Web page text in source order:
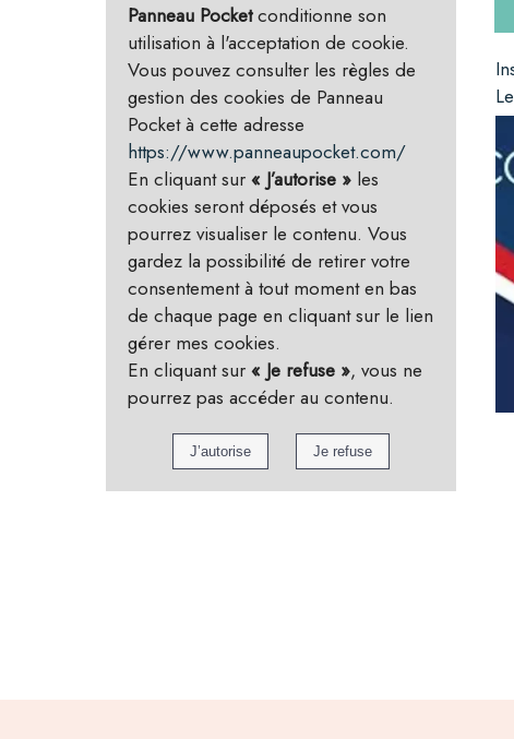
Panneau Pocketconditionne son
utilisation à l'acceptation de cookie.
Vous pouvez consulter les règles de
gestion des cookies de Panneau
Pocket à cette adresse
https://www.panneaupocket.com/
En cliquant sur « J’autorise » les
cookies seront déposés et vous
pourrez visualiser le contenu. Vous
gardez la possibilité de retirer votre
consentement à tout moment en bas
de chaque page en cliquant sur le lien
gérer mes cookies.
En cliquant sur « Je refuse », vous ne
pourrez pas accéder au contenu.